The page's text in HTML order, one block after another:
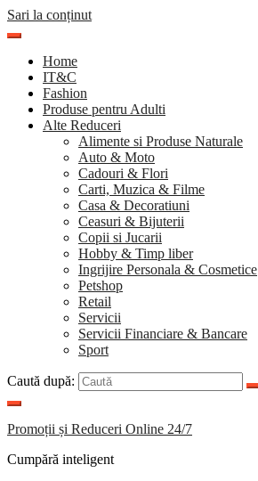
Sari la conținut
Home
IT&C
Fashion
Produse pentru Adulti
Alte Reduceri
Alimente si Produse Naturale
Auto & Moto
Cadouri & Flori
Carti, Muzica & Filme
Casa & Decoratiuni
Ceasuri & Bijuterii
Copii si Jucarii
Hobby & Timp liber
Ingrijire Personala & Cosmetice
Petshop
Retail
Servicii
Servicii Financiare & Bancare
Sport
Caută după:
Promoții și Reduceri Online 24/7
Cumpără inteligent